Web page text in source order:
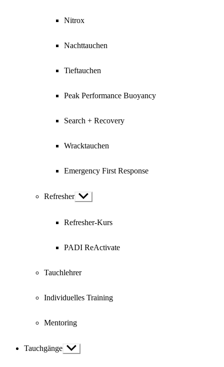
Nitrox
Nachttauchen
Tieftauchen
Peak Performance Buoyancy
Search + Recovery
Wracktauchen
Emergency First Response
Refresher Show
sub
Refresher-Kurs
PADI ReActivate
Tauchlehrer
Individuelles Training
Mentoring
Tauchgänge Show
sub